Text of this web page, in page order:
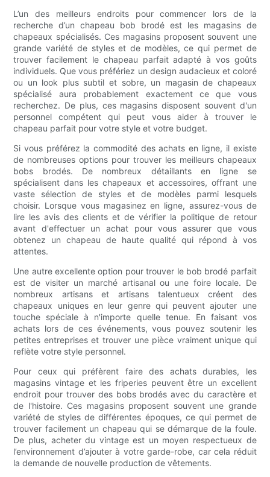
L’un des meilleurs endroits pour commencer lors de la
recherche d’un chapeau bob brodé est les magasins de
chapeaux spécialisés. Ces magasins proposent souvent une
grande variété de styles et de modèles, ce qui permet de
trouver facilement le chapeau parfait adapté à vos goûts
individuels. Que vous préfériez un design audacieux et coloré
ou un look plus subtil et sobre, un magasin de chapeaux
spécialisé aura probablement exactement ce que vous
recherchez. De plus, ces magasins disposent souvent d'un
personnel compétent qui peut vous aider à trouver le
chapeau parfait pour votre style et votre budget.
Si vous préférez la commodité des achats en ligne, il existe
de nombreuses options pour trouver les meilleurs chapeaux
bobs brodés. De nombreux détaillants en ligne se
spécialisent dans les chapeaux et accessoires, offrant une
vaste sélection de styles et de modèles parmi lesquels
choisir. Lorsque vous magasinez en ligne, assurez-vous de
lire les avis des clients et de vérifier la politique de retour
avant d'effectuer un achat pour vous assurer que vous
obtenez un chapeau de haute qualité qui répond à vos
attentes.
Une autre excellente option pour trouver le bob brodé parfait
est de visiter un marché artisanal ou une foire locale. De
nombreux artisans et artisans talentueux créent des
chapeaux uniques en leur genre qui peuvent ajouter une
touche spéciale à n'importe quelle tenue. En faisant vos
achats lors de ces événements, vous pouvez soutenir les
petites entreprises et trouver une pièce vraiment unique qui
reflète votre style personnel.
Pour ceux qui préfèrent faire des achats durables, les
magasins vintage et les friperies peuvent être un excellent
endroit pour trouver des bobs brodés avec du caractère et
de l'histoire. Ces magasins proposent souvent une grande
variété de styles de différentes époques, ce qui permet de
trouver facilement un chapeau qui se démarque de la foule.
De plus, acheter du vintage est un moyen respectueux de
l’environnement d’ajouter à votre garde-robe, car cela réduit
la demande de nouvelle production de vêtements.